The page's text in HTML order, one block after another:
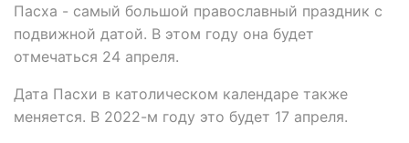
Пасха - самый большой православный праздник с
подвижной датой. В этом году она будет
отмечаться 24 апреля.
Дата Пасхи в католическом календаре также
меняется. В 2022-м году это будет 17 апреля.